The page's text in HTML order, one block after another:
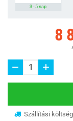
3 - 5 nap
8
Szállítási